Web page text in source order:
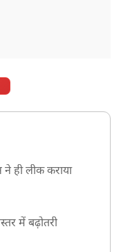
ही लीक कराया
में बढ़ोतरी